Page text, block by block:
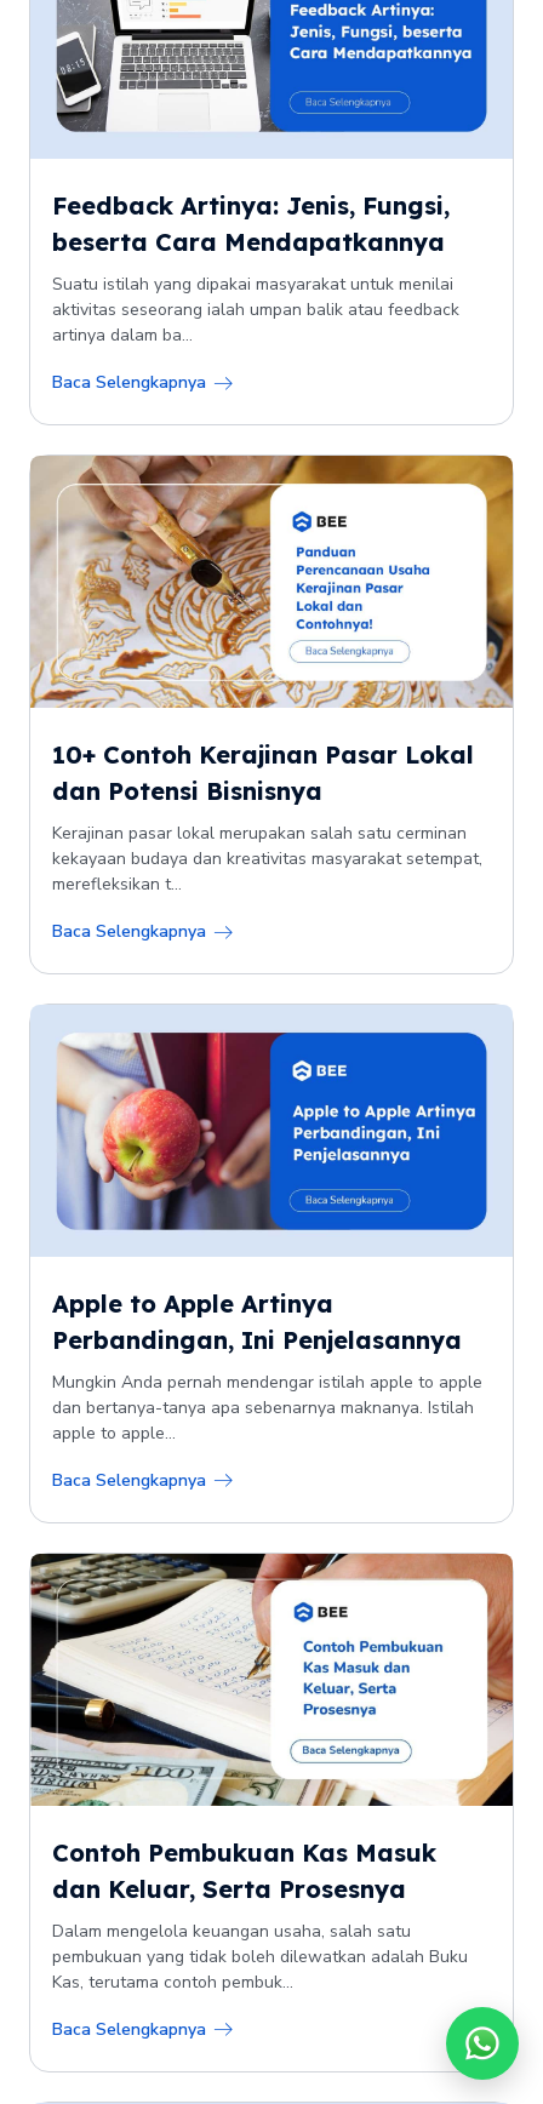
Feedback Artinya: Jenis, Fungsi,
beserta Cara Mendapatkannya
Suatu istilah yang dipakai masyarakat untuk menilai
aktivitas seseorang ialah umpan balik atau feedback
artinya dalam ba...
Baca Selengkapnya
10+ Contoh Kerajinan Pasar Lokal
dan Potensi Bisnisnya
Kerajinan pasar lokal merupakan salah satu cerminan
kekayaan budaya dan kreativitas masyarakat setempat,
merefleksikan t...
Baca Selengkapnya
Apple to Apple Artinya
Perbandingan, Ini Penjelasannya
Mungkin Anda pernah mendengar istilah apple to apple
dan bertanya-tanya apa sebenarnya maknanya. Istilah
apple to apple...
Baca Selengkapnya
Contoh Pembukuan Kas Masuk
dan Keluar, Serta Prosesnya
Dalam mengelola keuangan usaha, salah satu
pembukuan yang tidak boleh dilewatkan adalah Buku
Kas, terutama contoh pembuk...
Baca Selengkapnya